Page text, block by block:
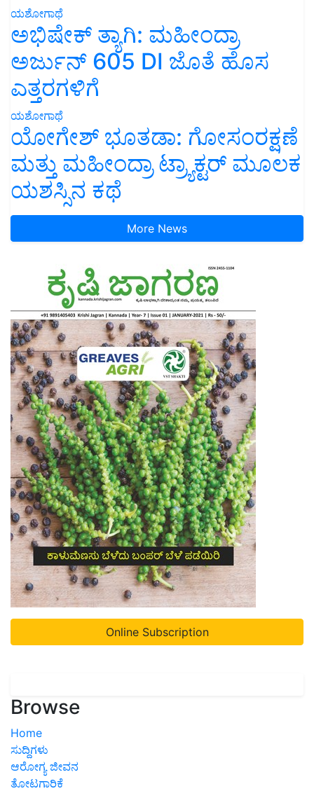
ಯಶೋಗಾಥೆ
ಅಭಿಷೇಕ್ ತ್ಯಾಗಿ: ಮಹೀಂದ್ರಾ
ಅರ್ಜುನ್ 605 DI ಜೊತೆ ಹೊಸ
ಎತ್ತರಗಳಿಗೆ
ಯಶೋಗಾಥೆ
ಯೋಗೇಶ್ ಭೂತಡಾ: ಗೋಸಂರಕ್ಷಣೆ
ಮತ್ತು ಮಹೀಂದ್ರಾ ಟ್ರ್ಯಾಕ್ಟರ್ ಮೂಲಕ
ಯಶಸ್ಸಿನ ಕಥೆ
More News
Online Subscription
Browse
Home
ಸುದ್ದಿಗಳು
ಆರೋಗ್ಯ ಜೀವನ
ತೋಟಗಾರಿಕೆ